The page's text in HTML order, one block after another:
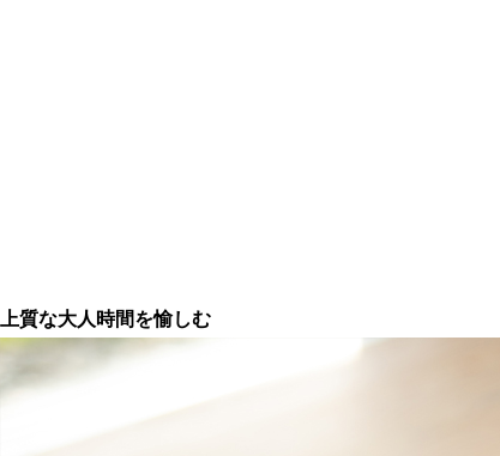
上質な大人時間を愉しむ